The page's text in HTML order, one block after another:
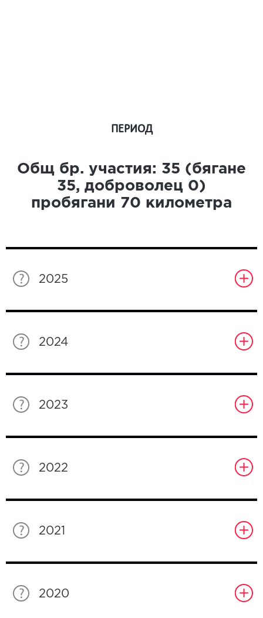
ПЕРИОД
Общ бр. участия: 35 (бягане
35, доброволец 0)
пробягани 70 километра
2025
2024
2023
2022
2021
2020